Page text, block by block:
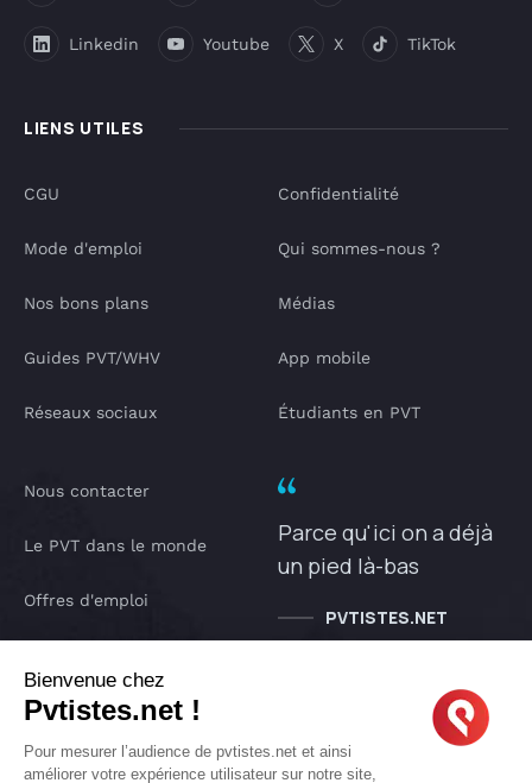
LIENS UTILES
Linkedin Youtube X TikTok
CGU
Mode d'emploi
Nos bons plans
Guides PVT/WHV
Réseaux sociaux
Confidentialité
Qui sommes-nous ?
Médias
App mobile
Étudiants en PVT
Nous contacter
Le PVT dans le monde
Offres d'emploi
IA pvtistes
Parce qu'ici on a déjà
un pied là-bas
PVTISTES.NET
Bienvenue chez
Pvtistes.net !
Pour mesurer l’audience de pvtistes.net et ainsi
améliorer votre expérience utilisateur sur notre site,